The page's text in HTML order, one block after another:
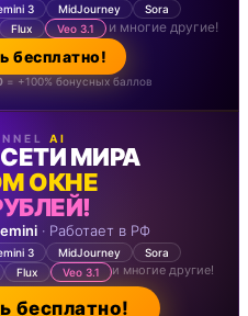
3 MidJourney
Sora
Flux Veo 3.1 и многие другие!
бесплатно!
= +100% бонусных баллов
AI
МИРА
ОКНЕ
· Работает в РФ
3 MidJourney
Sora
Flux Veo 3.1 и многие другие!
бесплатно!